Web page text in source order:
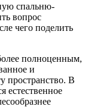
спальню-
вопрос
чего поделить
полноценным,
и
пространство. В
естественное